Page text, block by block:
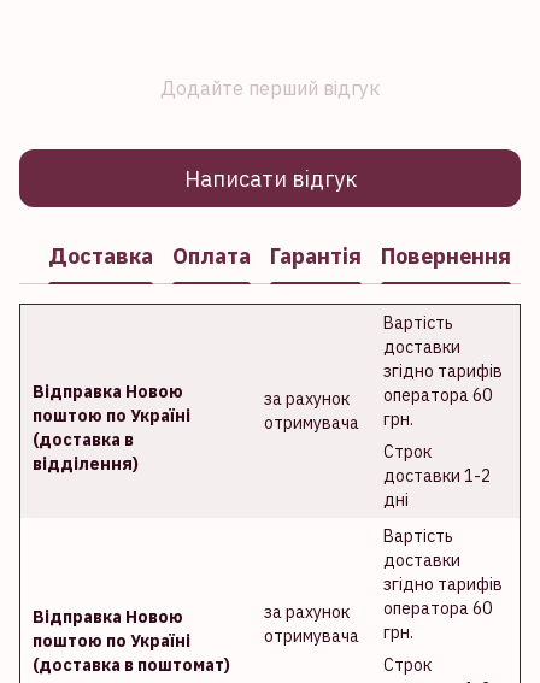
Додайте перший відгук
Написати відгук
Доставка Оплата Гарантія Повернення
Відправка Новою
поштою по Україні
(доставка в
відділення)
за рахунок
отримувача
Вартість
доставки
згідно тарифів
оператора 60
грн.
Строк
доставки 1-2
дні
Відправка Новою
поштою по Україні
(доставка в поштомат)
за рахунок
отримувача
Вартість
доставки
згідно тарифів
оператора 60
грн.
Строк